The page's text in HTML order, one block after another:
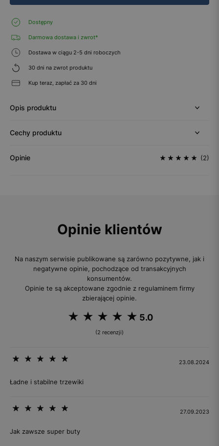
Dostępny
Darmowa dostawa i zwrot*
Dostawa w ciągu 2-5 dni roboczych
30 dni na zwrot produktu
Kup teraz, zapłać za 30 dni
Opis produktu
Cechy produktu
Opinie (2)
Opinie klientów
Na naszym serwisie publikowane są zarówno pozytywne, jak i
negatywne opinie, pochodzące od transakcyjnych
konsumentów.
Opinie te są akceptowane zgodnie z regulaminem firmy
zbierającej opinie.
5.0
(2 recenzji)
23.08.2024
Ładne i stabilne trzewiki
27.09.2023
Jak zawsze super buty